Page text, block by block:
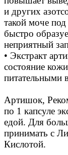
и других
такой моче
быстро
неприятный
• Экстракт
состояние
питательными
Артишок,
по 1 капсуле
едой. Для
принимать с
Кислотой.